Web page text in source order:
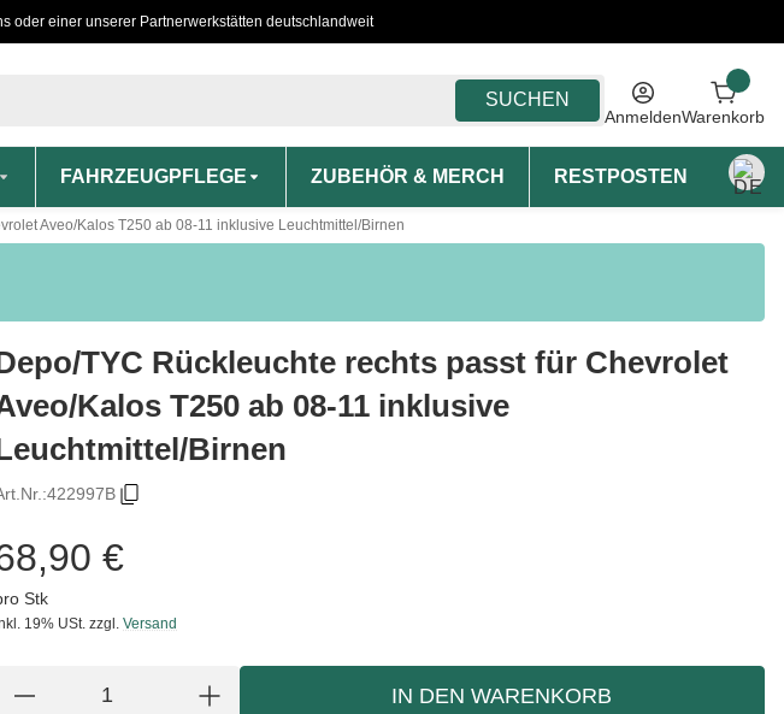
oder einer unserer Partnerwerkstätten deutschlandweit
SUCHEN
AnmeldenWarenkorb
FAHRZEUGPFLEGE ZUBEHÖR & MERCH RESTPOSTEN
Aveo/Kalos T250 ab 08-11 inklusive Leuchtmittel/Birnen
TYC Rückleuchte rechts passt für Chevrolet
Kalos T250 ab 08-11 inklusive
Birnen
422997B
€
Stk
19% USt. zzgl. Versand
IN DEN WARENKORB